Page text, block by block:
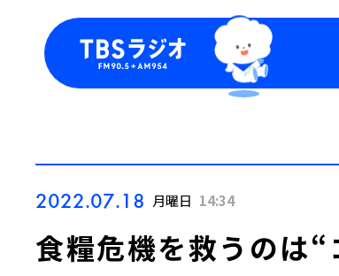
2022.07.18 月曜日 14:34
食糧危機を救うのは